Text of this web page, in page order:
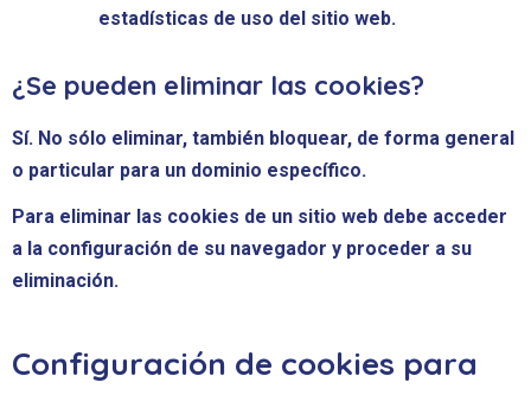
estadísticas de uso del sitio web.
¿Se pueden eliminar las cookies?
Sí. No sólo eliminar, también bloquear, de forma general
o particular para un dominio específico.
Para eliminar las cookies de un sitio web debe acceder
a la configuración de su navegador y proceder a su
eliminación.
Configuración de cookies para